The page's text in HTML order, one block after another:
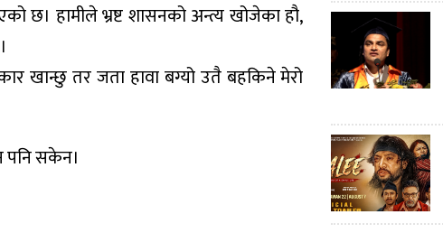
छ। हामीले भ्रष्ट शासनको अन्त्य खोजेका हौ,
खान्छु तर जता हावा बग्यो उतै बहकिने मेरो
पनि सकेन।